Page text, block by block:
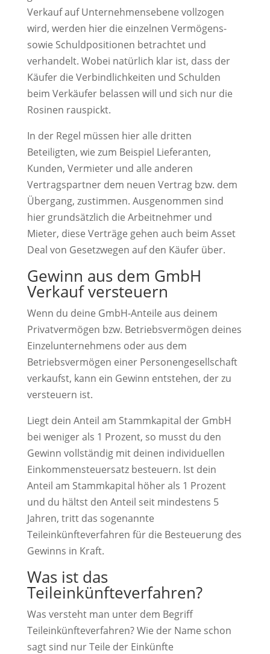
Verkauf auf Unternehmensebene vollzogen
wird, werden hier die einzelnen Vermögens-
sowie Schuldpositionen betrachtet und
verhandelt. Wobei natürlich klar ist, dass der
Käufer die Verbindlichkeiten und Schulden
beim Verkäufer belassen will und sich nur die
Rosinen rauspickt.
In der Regel müssen hier alle dritten
Beteiligten, wie zum Beispiel Lieferanten,
Kunden, Vermieter und alle anderen
Vertragspartner dem neuen Vertrag bzw. dem
Übergang, zustimmen. Ausgenommen sind
hier grundsätzlich die Arbeitnehmer und
Mieter, diese Verträge gehen auch beim Asset
Deal von Gesetzwegen auf den Käufer über.
Gewinn aus dem GmbH
Verkauf versteuern
Wenn du deine GmbH-Anteile aus deinem
Privatvermögen bzw. Betriebsvermögen deines
Einzelunternehmens oder aus dem
Betriebsvermögen einer Personengesellschaft
verkaufst, kann ein Gewinn entstehen, der zu
versteuern ist.
Liegt dein Anteil am Stammkapital der GmbH
bei weniger als 1 Prozent, so musst du den
Gewinn vollständig mit deinen individuellen
Einkommensteuersatz besteuern. Ist dein
Anteil am Stammkapital höher als 1 Prozent
und du hältst den Anteil seit mindestens 5
Jahren, tritt das sogenannte
Teileinkünfteverfahren für die Besteuerung des
Gewinns in Kraft.
Was ist das
Teileinkünfteverfahren?
Was versteht man unter dem Begriff
Teileinkünfteverfahren? Wie der Name schon
sagt sind nur Teile der Einkünfte